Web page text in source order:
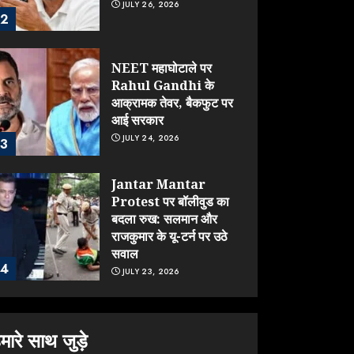
2
JULY 26, 2026
3
NEET महाघोटाले पर
Rahul Gandhi के
आक्रामक तेवर, बैकफुट पर
आई सरकार
JULY 24, 2026
4
Jantar Mantar
Protest पर बॉलीवुड का
बदला रुख: सलमान और
राजकुमार के यू-टर्न पर उठे
सवाल
JULY 23, 2026
ONGC के खजाने से RSS
साथ जुड़े